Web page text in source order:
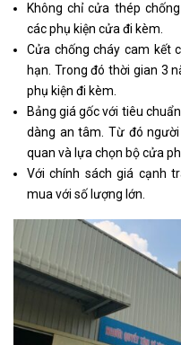
Không chỉ cửa thép
các phụ kiện cửa đi kèm.
Cửa chống cháy cam kết
hạn. Trong đó thời gian 3
phụ kiện đi kèm.
Bảng giá gốc với tiêu
dàng an tâm. Từ đó
quan và lựa chọn bộ cửa
Với chính sách giá cạnh
mua với số lượng lớn.